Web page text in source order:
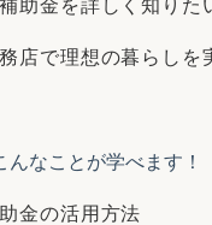
助金を詳しく知りた
店で理想の暮らしを
なことが学べます！
金の活用方法